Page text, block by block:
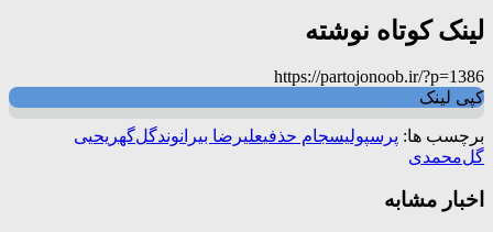
لینک کوتاه نوشته
https://partojonoob.ir/?p=1386
کپی لینک
برچسب ها: پرسپولیسجام حذفیعلیرضا بیرانوندگل‌گهر یحیی
گل‌محمدی
اخبار مشابه